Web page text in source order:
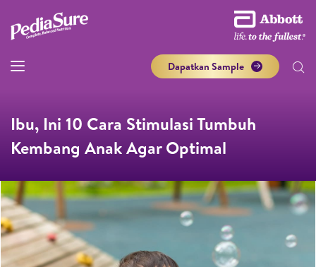
Dapatkan Sample
Ibu, Ini 10 Cara Stimulasi Tumbuh
Kembang Anak Agar Optimal